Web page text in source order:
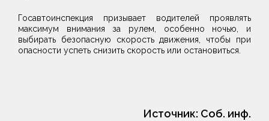
Госавтоинспекция призывает водителей проявлять
максимум внимания за рулем, особенно ночью, и
выбирать безопасную скорость движения, чтобы при
опасности успеть снизить скорость или остановиться.
Источник: Соб. инф.